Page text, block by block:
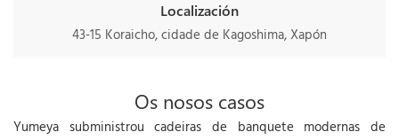
Localización
43-15 Koraicho, cidade de Kagoshima, Xapón
Os nosos casos
Yumeya subministrou cadeiras de banquete modernas de